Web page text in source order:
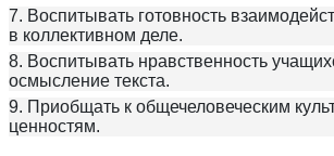
7. Воспитывать готовность
в коллективном деле.
8. Воспитывать нравственность
осмысление текста.
9. Приобщать к общечеловеческим
ценностям.